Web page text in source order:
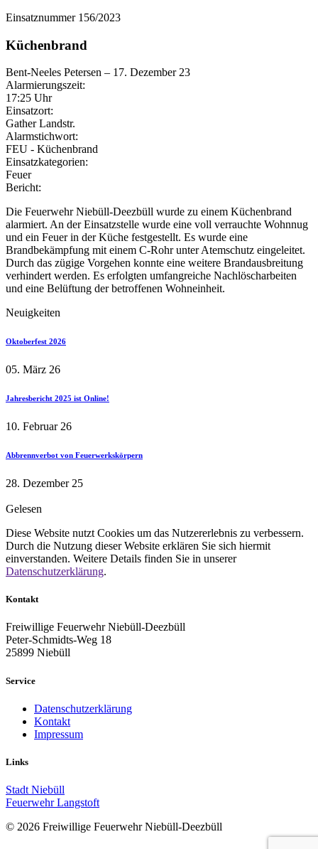
Einsatznummer 156/2023
Küchenbrand
Bent-Neeles Petersen – 17. Dezember 23
Alarmierungszeit:
17:25 Uhr
Einsatzort:
Gather Landstr.
Alarmstichwort:
FEU - Küchenbrand
Einsatzkategorien:
Feuer
Bericht:
Die Feuerwehr Niebüll-Deezbüll wurde zu einem Küchenbrand
alarmiert. An der Einsatzstelle wurde eine voll verrauchte Wohnnug
und ein Feuer in der Küche festgestellt. Es wurde eine
Brandbekämpfung mit einem C-Rohr unter Atemschutz eingeleitet.
Durch das zügige Vorgehen konnte eine weitere Brandausbreitung
verhindert werden. Es erfolgten umfangreiche Nachlöscharbeiten
und eine Belüftung der betroffenen Wohneinheit.
Neuigkeiten
Oktoberfest 2026
05. März 26
Jahresbericht 2025 ist Online!
10. Februar 26
Abbrennverbot von Feuerwerkskörpern
28. Dezember 25
Gelesen
Diese Website nutzt Cookies um das Nutzererlebnis zu verbessern.
Durch die Nutzung dieser Website erklären Sie sich hiermit
einverstanden. Weitere Details finden Sie in unserer
Datenschutzerklärung.
Kontakt
Freiwillige Feuerwehr Niebüll-Deezbüll
Peter-Schmidts-Weg 18
25899 Niebüll
Service
Datenschutzerklärung
Kontakt
Impressum
Links
Stadt Niebüll
Feuerwehr Langstoft
© 2026 Freiwillige Feuerwehr Niebüll-Deezbüll